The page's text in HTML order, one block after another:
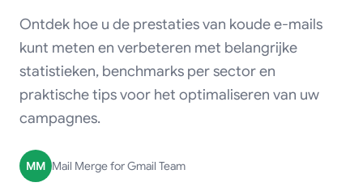
Ontdek hoe u de prestaties van koude e-mails
kunt meten en verbeteren met belangrijke
statistieken, benchmarks per sector en
praktische tips voor het optimaliseren van uw
campagnes.
MM Mail Merge for Gmail Team